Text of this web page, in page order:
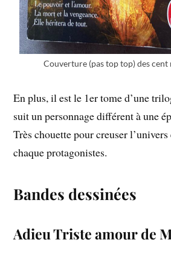
Couverture (pas top top) des
En plus, il est le 1er tome d’une
suit un personnage différent à une
Très chouette pour creuser
chaque protagonistes.
Bandes dessinées
Adieu Triste amour de